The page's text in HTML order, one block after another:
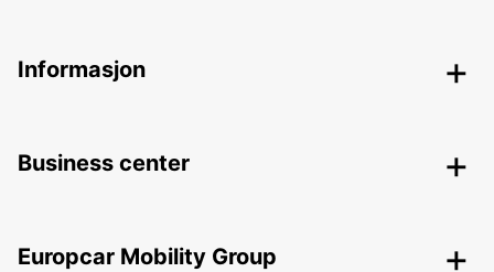
Informasjon
Business center
Europcar Mobility Group